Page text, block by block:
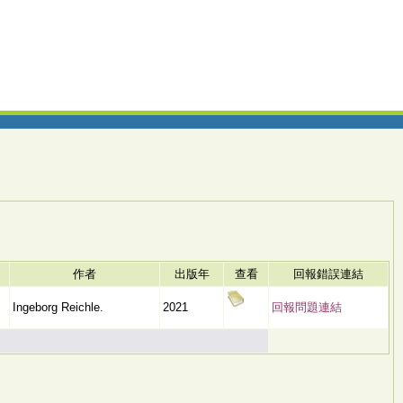
作者 出版年 查看 回報錯誤連結
Ingeborg Reichle. 2021 回報問題連結